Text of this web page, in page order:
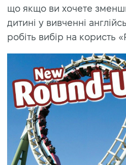
що якщо ви хочете
дитині у вивченні
робіть вибір на користь